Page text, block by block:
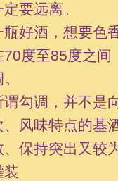
定要远离。
瓶好酒，想要色
70度至85度之间
谓勾调，并不是
、风味特点的基
、保持突出又较
装